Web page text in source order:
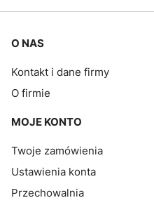
Linki w stopce
O NAS
Kontakt i dane firmy
O firmie
MOJE KONTO
Twoje zamówienia
Ustawienia konta
Przechowalnia